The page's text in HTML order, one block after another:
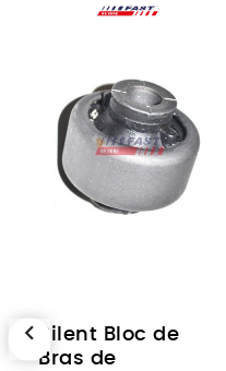
Silent Bloc de
Bras de
chevron_left